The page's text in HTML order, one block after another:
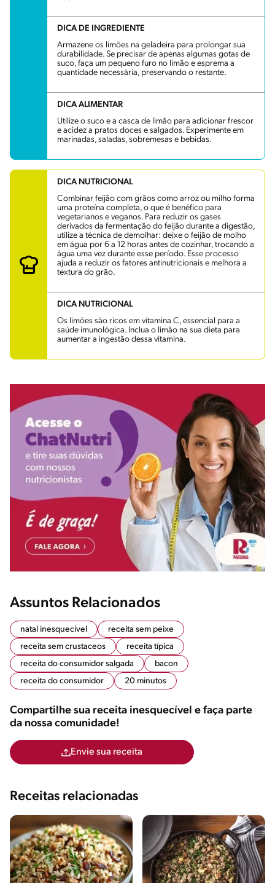
DICA DE INGREDIENTE
Armazene os limões na geladeira para prolongar sua
durabilidade. Se precisar de apenas algumas gotas de
suco, faça um pequeno furo no limão e esprema a
quantidade necessária, preservando o restante.
DICA ALIMENTAR
Utilize o suco e a casca de limão para adicionar frescor
e acidez a pratos doces e salgados. Experimente em
marinadas, saladas, sobremesas e bebidas.
DICA NUTRICIONAL
Combinar feijão com grãos como arroz ou milho forma
uma proteína completa, o que é benéfico para
vegetarianos e veganos. Para reduzir os gases
derivados da fermentação do feijão durante a digestão,
utilize a técnica de demolhar: deixe o feijão de molho
em água por 6 a 12 horas antes de cozinhar, trocando a
água uma vez durante esse período. Esse processo
ajuda a reduzir os fatores antinutricionais e melhora a
textura do grão.
DICA NUTRICIONAL
Os limões são ricos em vitamina C, essencial para a
saúde imunológica. Inclua o limão na sua dieta para
aumentar a ingestão dessa vitamina.
Assuntos Relacionados
natal inesquecível
receita sem peixe
receita sem crustaceos
receita típica
receita do consumidor salgada
bacon
receita do consumidor
20 minutos
Compartilhe sua receita inesquecível e faça parte
da nossa comunidade!
Envie sua receita
Receitas relacionadas